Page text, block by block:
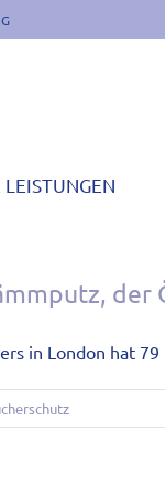
LEISTUNGEN
in London hat 79